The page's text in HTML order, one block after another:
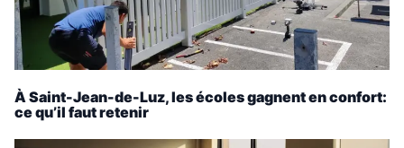
À Saint-Jean-de-Luz, les écoles gagnent en confort:
ce qu’il faut retenir